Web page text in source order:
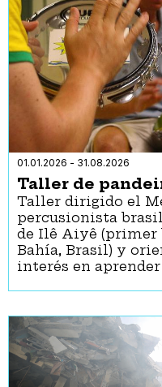
01.01.2026 - 31.08.2026
Taller de
Taller dirigido el
percusionista
de Ilê Aiyê (primer
Bahía, Brasil) y
interés en